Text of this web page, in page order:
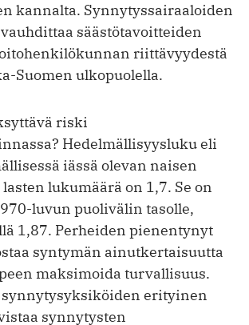
kannalta. Synnytyssairaaloiden
säästötavoitteiden
riittävyydestä
Suomen ulkopuolella.
riski
Hedelmällisyysluku eli
iässä olevan naisen
lukumäärä on 1,7. Se on
luvun puolivälin tasolle,
1,87. Perheiden pienentynyt
syntymän ainutkertaisuutta
maksimoida turvallisuus.
erityinen
synnytysten